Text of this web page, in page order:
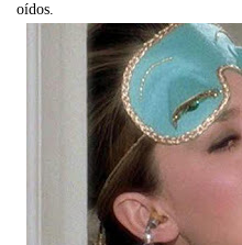
oídos.